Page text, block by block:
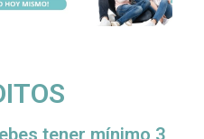
tener mínimo 3